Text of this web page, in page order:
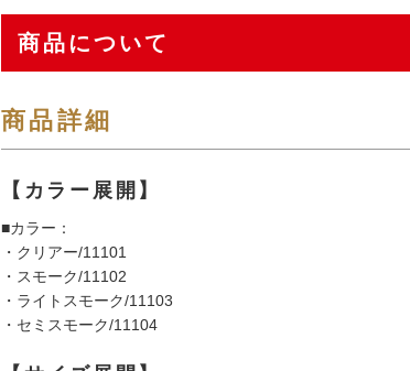
商品について
商品詳細
【カラー展開】
■カラー：
・クリアー/11101
・スモーク/11102
・ライトスモーク/11103
・セミスモーク/11104